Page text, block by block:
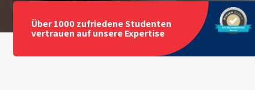
Über 1000 zufriedene Studenten
vertrauen auf unsere Expertise